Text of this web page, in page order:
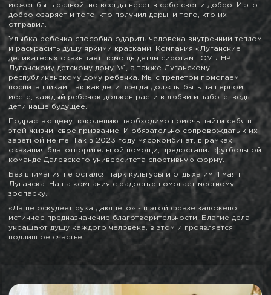
может быть разной, но всегда несет в себе свет и добро. И это
добро озаряет и того, кто получил дары, и того, кто их
отправил.
Улыбка ребенка способна одарить человека внутренним теплом
и раскрасить душу яркими красками. Компания «Луганские
деликатесы» оказывает помощь детям сиротам ГОУ ЛНР
Луганскому детскому дому №1, а также Луганскому
республиканскому дому ребенка. Мы с трепетом помогаем
воспитанникам, так как дети всегда должны быть на первом
месте, каждый ребенок должен расти в любви и заботе, ведь
дети наше будущее.
Подрастающему поколению необходимо помочь найти себя в
этой жизни, свое призвание. И обязательно сопровождать к их
заветной мечте. Так в 2023 году мясокомбинат, в рамках
оказания благотворительной помощи, предоставил футбольной
команде Далевского университета спортивную форму.
Без внимания не остался парк культуры и отдыха им. 1 мая г.
Луганска. Наша компания с радостью помогает местному
зоопарку.
«Да не оскудеет рука дающего» - в этой фразе заложено
истинное предназначение благотворительности. Благие дела
украшают душу каждого человека, в этом и проявляется
подлинное счастье.